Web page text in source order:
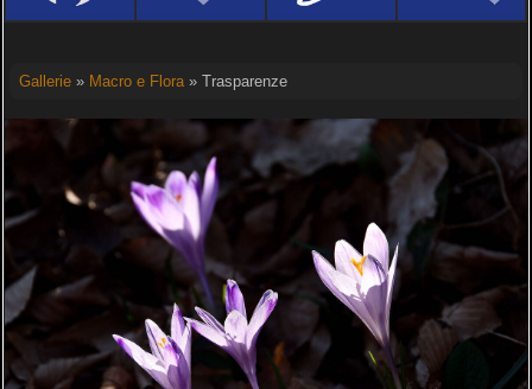
Gallerie» Macro e Flora» Trasparenze